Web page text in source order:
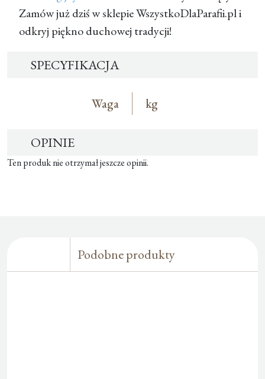
Zamów już dziś w sklepie WszystkoDlaParafii.pl i
odkryj piękno duchowej tradycji!
SPECYFIKACJA
Waga kg
OPINIE
Ten produk nie otrzymał jeszcze opinii.
Podobne produkty